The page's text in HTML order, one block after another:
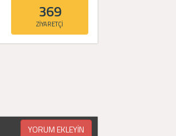
369
ZİYARETÇİ
YORUM EKLEYİN